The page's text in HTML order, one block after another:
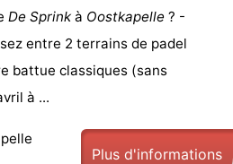
De Sprink à Oostkapelle ? -
entre 2 terrains de padel
battue classiques (sans
à ...
Plus d'informations